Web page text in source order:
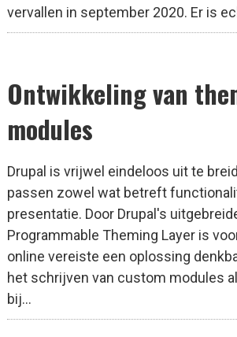
vervallen in september 2020. Er is
Ontwikkeling van
modules
Drupal is vrijwel eindeloos uit te
passen zowel wat betreft
presentatie. Door Drupal's
Programmable Theming Layer is
online vereiste een oplossing
het schrijven van custom modules
bij...